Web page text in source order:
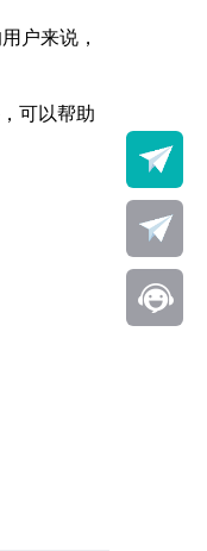
户来说，
可以帮助